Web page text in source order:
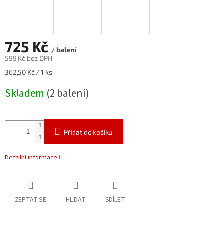
725 Kč / balení
599 Kč bez DPH
Měrná
362,50 Kč / 1 ks
Skladem (2 balení)
Přidat do košíku
Detailní informace
ZEPTAT SE HLÍDAT SDÍLET